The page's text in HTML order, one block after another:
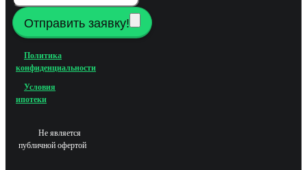
Отправить заявку!
Политика
конфиденциальности
Условия
ипотеки
Не является
публичной офертой